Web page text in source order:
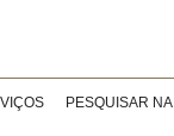
PESQUISAR